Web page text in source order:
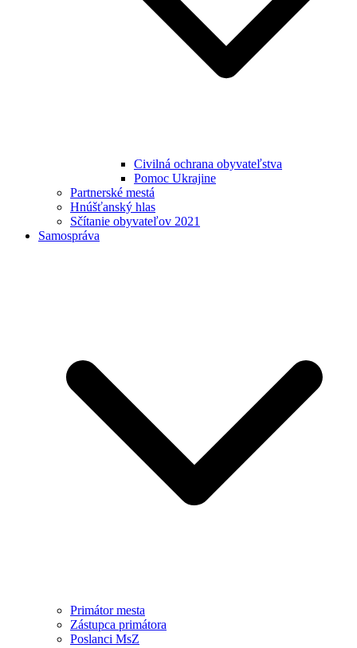
Civilná ochrana obyvateľstva
Pomoc Ukrajine
Partnerské mestá
Hnúšťanský hlas
Sčítanie obyvateľov 2021
Samospráva
Primátor mesta
Zástupca primátora
Poslanci MsZ